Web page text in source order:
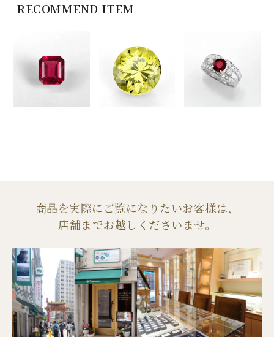
RECOMMEND ITEM
商品を実際にご覧になりたいお客様は、
店舗までお越しくださいませ。